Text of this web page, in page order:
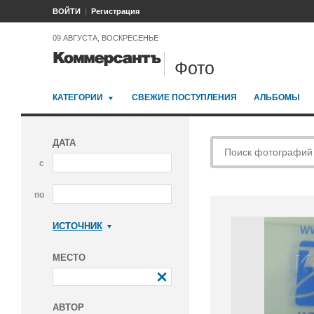
ВОЙТИ Регистрация
09 АВГУСТА, ВОСКРЕСЕНЬЕ
Фото
КАТЕГОРИИ СВЕЖИЕ ПОСТУПЛЕНИЯ АЛЬБОМЫ
ДАТА
с
по
ИСТОЧНИК
МЕСТО
АВТОР